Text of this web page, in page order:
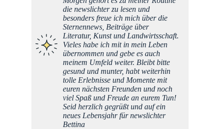
die newslichter zu lesen und
besonders freue ich mich über die
Sternennews, Beiträge über
Literatur, Kunst und Landwirtsschaft.
Vieles habe ich mit in mein Leben
übernommen und gebe es auch
meinem Umfeld weiter. Bleibt bitte
gesund und munter, habt weiterhin
tolle Erlebnisse und Momente mit
euren nächsten Freunden und noch
viel Spaß und Freude an eurem Tun!
Seid herzlich gegrüßt und auf ein
neues Lebensjahr für newslichter
Bettina